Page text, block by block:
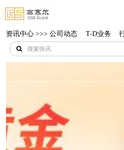
资讯中心 >>> 公司动态 T-D业务